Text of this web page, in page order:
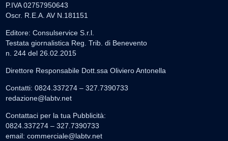
P.IVA 02757950643
Oscr. R.E.A. AV N.181151
Editore: Consulservice S.r.l.
Testata giornalistica Reg. Trib. di Benevento
n. 244 del 26.02.2015
Direttore Responsabile Dott.ssa Oliviero Antonella
Contatti: 0824.337274 – 327.7390733
redazione@labtv.net
Contattaci per la tua Pubblicità:
0824.337274 – 327.7390733
email: commerciale@labtv.net